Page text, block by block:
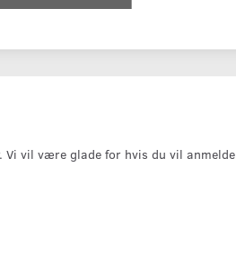
Vi vil være glade for hvis du vil anmelde